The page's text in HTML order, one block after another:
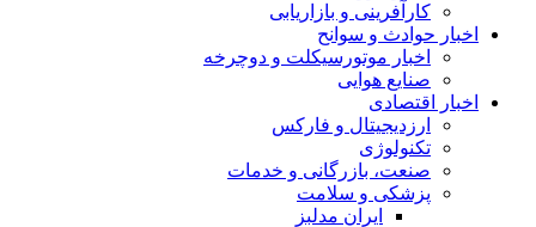
کارآفرینی و بازاریابی
اخبار حوادث و سوانح
اخبار موتورسیکلت و دوچرخه
صنایع هوایی
اخبار اقتصادی
ارزدیجیتال و فارکس
تکنولوژی
صنعت، بازرگانی و خدمات
پزشکی و سلامت
ایران مدلبز